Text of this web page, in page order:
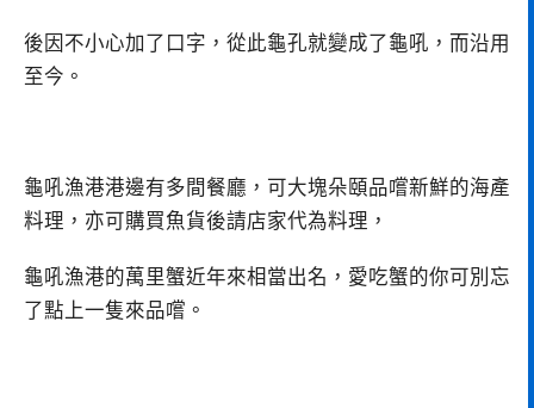
後因不小心加了口字，從此龜孔就變成了龜吼，而沿用
至今。
龜吼漁港港邊有多間餐廳，可大塊朵頤品嚐新鮮的海產
料理，亦可購買魚貨後請店家代為料理，
龜吼漁港的萬里蟹近年來相當出名，愛吃蟹的你可別忘
了點上一隻來品嚐。